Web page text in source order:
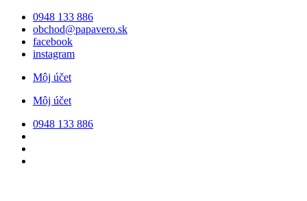
Preskočiť
obsah
0948 133 886
obchod@papavero.sk
facebook
instagram
Môj účet
Môj účet
0948 133 886